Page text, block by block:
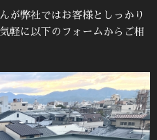
が弊社ではお客様としっかり
軽に以下のフォームからご相